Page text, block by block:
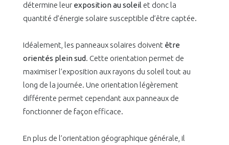
détermine leur exposition au soleil et donc la
quantité d’énergie solaire susceptible d’être captée.
Idéalement, les panneaux solaires doivent être
orientés plein sud. Cette orientation permet de
maximiser l’exposition aux rayons du soleil tout au
long de la journée. Une orientation légèrement
différente permet cependant aux panneaux de
fonctionner de façon efficace.
En plus de l’orientation géographique générale, il